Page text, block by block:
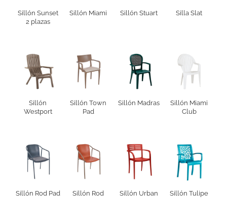
Sillón Sunset
2 plazas
Sillón Miami Sillón Stuart Silla Slat
Sillón
Westport
Sillón Town
Pad
Sillón Madras
Sillón Miami
Club
Sillón Rod Pad Sillón Rod Sillón Urban Sillón Tulipe